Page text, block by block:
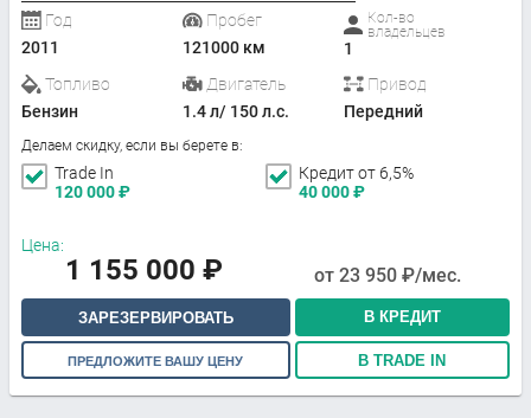
Год
2011
Пробег
121000 км
Кол-во
владельцев
1
Топливо
Бензин
Двигатель
1.4 л/ 150 л.с.
Привод
Передний
Делаем скидку, если вы берете в:
Trade In
120 000₽
Кредит от 6,5%
40 000₽
Цена:
1 155 000 ₽ от 23 950 ₽/мес.
ЗАРЕЗЕРВИРОВАТЬ В КРЕДИТ
ПРЕДЛОЖИТЕ ВАШУ ЦЕНУ В TRADE IN